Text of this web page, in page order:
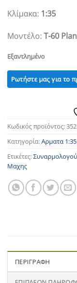
Κλίμακα: 1:35
Μοντέλο: T-60
Εξαντλημένο
Κωδικός προϊόντος:
Κατηγορία:Αρματα 1:35
Ετικέτες:
Μαχης
ΠΕΡΙΓΡΑΦΉ